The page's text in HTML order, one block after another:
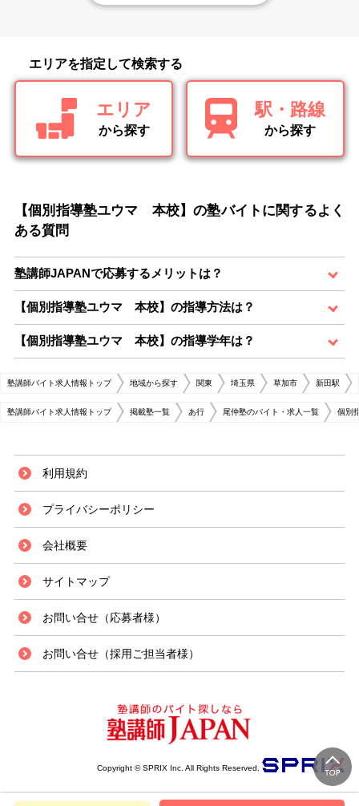
エリアを指定して検索する
エリア
から探す
駅・路線
から探す
【個別指導塾ユウマ 本校】の塾バイトに関するよく
ある質問
塾講師JAPANで応募するメリットは？
【個別指導塾ユウマ 本校】の指導方法は？
【個別指導塾ユウマ 本校】の指導学年は？
塾講師バイト求人情報トップ 地域から探す 関東 埼玉県 草加市 新田駅
塾講師バイト求人情報トップ 掲載塾一覧 あ行 尾仲塾のバイト・求人一覧 個別
利用規約
プライバシーポリシー
会社概要
サイトマップ
お問い合せ（応募者様）
お問い合せ（採用ご担当者様）
Copyright © SPRIX Inc. All Rights Reserved.